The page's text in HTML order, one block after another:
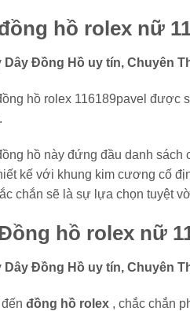
hồ rolex nữ
hồ rolex 116189pavel được
hồ này đứng đầu danh sách
kế với khung kim cương cố
chắn sẽ là sự lựa chọn tuyệt
hồ rolex nữ
đồng hồ rolex , chắc chắn